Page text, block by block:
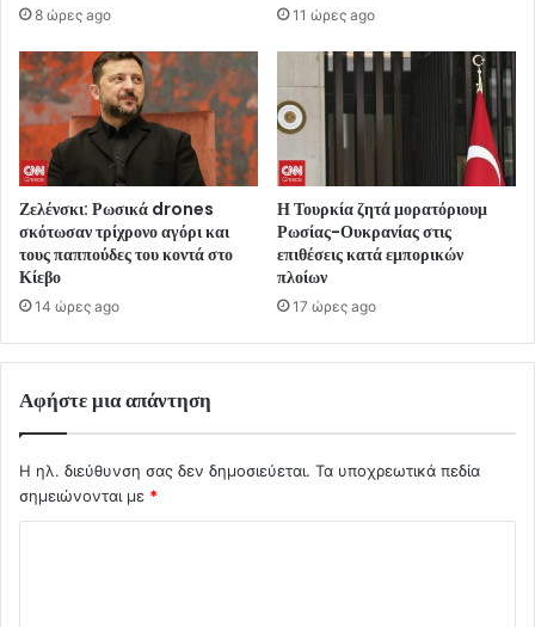
8 ώρες ago 11 ώρες ago
Ζελένσκι: Ρωσικά drones
σκότωσαν τρίχρονο αγόρι και
τους παππούδες του κοντά στο
Κίεβο
14 ώρες ago
Η Τουρκία ζητά μορατόριουμ
Ρωσίας-Ουκρανίας στις
επιθέσεις κατά εμπορικών
πλοίων
17 ώρες ago
Αφήστε μια απάντηση
Η ηλ. διεύθυνση σας δεν δημοσιεύεται. Τα υποχρεωτικά πεδία
σημειώνονται με *